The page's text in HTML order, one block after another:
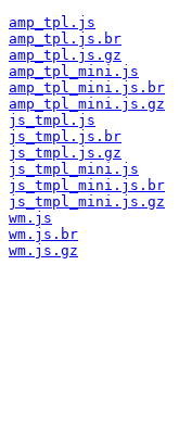
amp_tpl.js
amp_tpl.js.br
amp_tpl.js.gz
amp_tpl_mini.js
amp_tpl_mini.js.br
amp_tpl_mini.js.gz
js_tmpl.js
js_tmpl.js.br
js_tmpl.js.gz
js_tmpl_mini.js
js_tmpl_mini.js.br
js_tmpl_mini.js.gz
wm.js
wm.js.br
wm.js.gz